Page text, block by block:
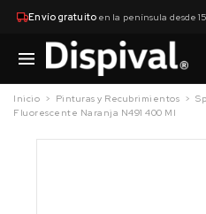
Envío gratuitoen la península desde
Inicio Pinturas y Recubrimientos
Fluorescente Naranja N491 400 Ml